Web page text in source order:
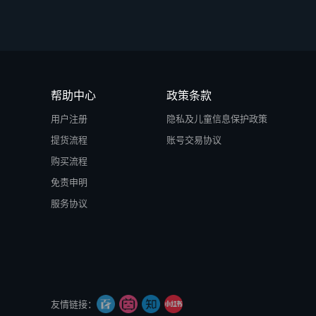
帮助中心
用户注册
提货流程
购买流程
免责申明
服务协议
政策条款
隐私及儿童信息保护政策
账号交易协议
友情链接：